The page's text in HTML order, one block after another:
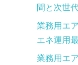
間と次世
業務用エ
エネ運用
業務用エ